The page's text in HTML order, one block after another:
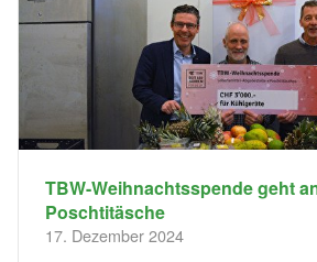
TBW-Weihnachtsspende geht
Poschtitäsche
17. Dezember 2024